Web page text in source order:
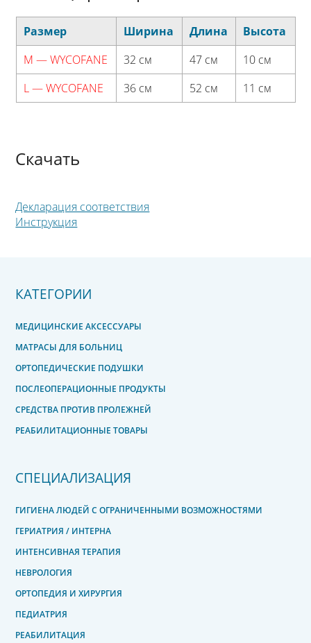
Размер Ширина Длина
Высота
M — WYCOFANE
32 см 47 см
10 см
L — WYCOFANE
36 см 52 см 11 см
Скачать
Декларация соответствия
Инструкция
КАТЕГОРИИ
МЕДИЦИНСКИЕ АКСЕССУАРЫ
МАТРАСЫ ДЛЯ БОЛЬНИЦ
ОРТОПЕДИЧЕСКИЕ ПОДУШКИ
ПОСЛЕОПЕРАЦИОННЫЕ ПРОДУКТЫ
СРЕДСТВА ПРОТИВ ПРОЛЕЖНЕЙ
РЕАБИЛИТАЦИОННЫЕ ТОВАРЫ
СПЕЦИАЛИЗАЦИЯ
ГИГИЕНА ЛЮДЕЙ С ОГРАНИЧЕННЫМИ ВОЗМОЖНОСТЯМИ
ГЕРИАТРИЯ / ИНТЕРНА
ИНТЕНСИВНАЯ ТЕРАПИЯ
НЕВРОЛОГИЯ
ОРТОПЕДИЯ И ХИРУРГИЯ
ПЕДИАТРИЯ
РЕАБИЛИТАЦИЯ